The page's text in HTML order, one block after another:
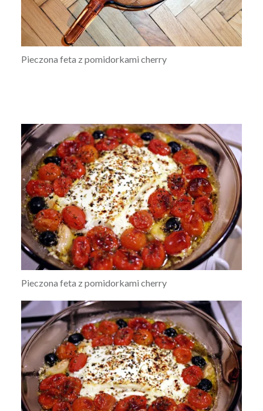
Pieczona feta z pomidorkami cherry
Pieczona feta z pomidorkami cherry